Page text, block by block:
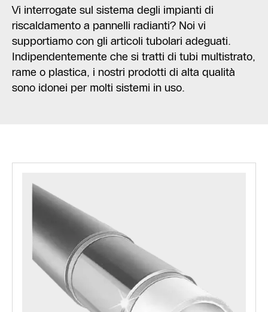
Vi interrogate sul sistema degli impianti di
riscaldamento a pannelli radianti? Noi vi
supportiamo con gli articoli tubolari adeguati.
Indipendentemente che si tratti di tubi multistrato,
rame o plastica, i nostri prodotti di alta qualità
sono idonei per molti sistemi in uso.